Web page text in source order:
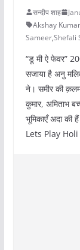
सन्दीप शाह
Akshay Kumar
Sameer,Shefali
“डू मी ऐ फेवर”
सजाया है अनु
ने। समीर की
कुमार, अमिताभ
भूमिकाएँ अदा की
Lets Play